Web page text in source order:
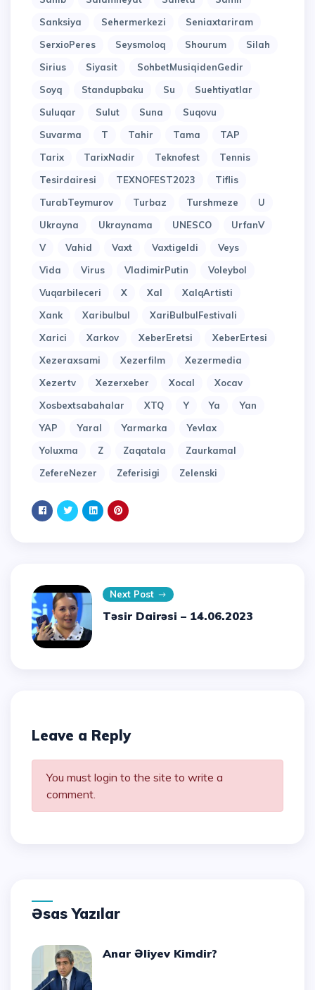
Sanksiya
Sehermerkezi
Seniaxtariram
SerxioPeres
Seysmoloq Shourum
Silah
Sirius
Siyasit
SohbetMusiqidenGedir
Soyq
Standupbaku Su
Suehtiyatlar
Suluqar
Sulut Suna
Suqovu
Suvarma
T Tahir Tama
TAP
Tarix
TarixNadir Teknofest
Tennis
Tesirdairesi
TEXNOFEST2023
Tiflis
TurabTeymurov
Turbaz Turshmeze
U
Ukrayna
Ukraynama UNESCO
UrfanV
V
Vahid Vaxt Vaxtigeldi
Veys
Vida
Virus VladimirPutin
Voleybol
Vuqarbileceri
X Xal
XalqArtisti
Xank
Xaribulbul
XariBulbulFestivali
Xarici
Xarkov XeberEretsi
XeberErtesi
Xezeraxsami
Xezerfilm
Xezermedia
Xezertv
Xezerxeber Xocal
Xocav
Xosbextsabahalar
XTQ Y Ya
Yan
YAP
Yaral Yarmarka
Yevlax
Yoluxma
Z Zaqatala
Zaurkamal
ZefereNezer
Zeferisigi Zelenski
Next Post
Təsir Dairəsi – 14.06.2023
Leave a Reply
You must login to the site to write a
comment.
Əsas Yazılar
Anar Əliyev Kimdir?